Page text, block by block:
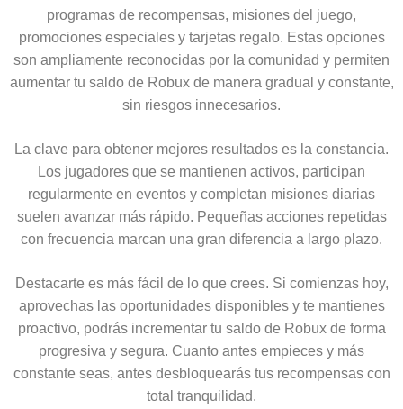
programas de recompensas, misiones del juego,
promociones especiales y tarjetas regalo. Estas opciones
son ampliamente reconocidas por la comunidad y permiten
aumentar tu saldo de Robux de manera gradual y constante,
sin riesgos innecesarios.
La clave para obtener mejores resultados es la constancia.
Los jugadores que se mantienen activos, participan
regularmente en eventos y completan misiones diarias
suelen avanzar más rápido. Pequeñas acciones repetidas
con frecuencia marcan una gran diferencia a largo plazo.
Destacarte es más fácil de lo que crees. Si comienzas hoy,
aprovechas las oportunidades disponibles y te mantienes
proactivo, podrás incrementar tu saldo de Robux de forma
progresiva y segura. Cuanto antes empieces y más
constante seas, antes desbloquearás tus recompensas con
total tranquilidad.